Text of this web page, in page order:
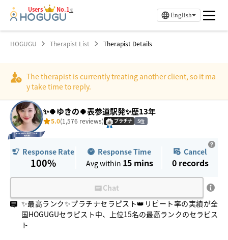
Users No.1※
English
HOGUGU Therapist List Therapist Details
The therapist is currently treating another client, so it ma
y take time to reply.
✨🍀ゆきの🍀表参道駅発✨歴13年
5.0(1,576 reviews) プラチナ 5位
Response Rate
100%
Response Time
Avg within 15 mins
Cancel
0 records
Chat
✨最高ランク✨プラチナセラピスト👑リピート率の実績が全
国HOGUGUセラピスト中、上位15名の最高ランクのセラピス
ト